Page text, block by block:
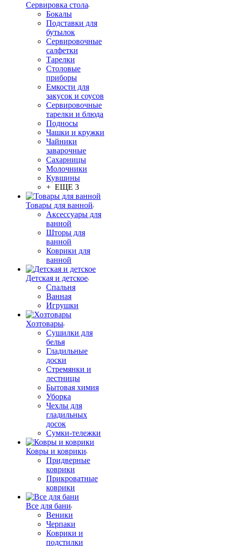
Сервировка стола
Бокалы
Подставки для
бутылок
Сервировочные
салфетки
Тарелки
Столовые
приборы
Емкости для
закусок и соусов
Сервировочные
тарелки и блюда
Подносы
Чашки и кружки
Чайники
заварочные
Сахарницы
Молочники
Кувшины
+ ЕЩЕ 3
Товары для ванной
Аксессуары для
ванной
Шторы для
ванной
Коврики для
ванной
Детская и детское
Спальня
Ванная
Игрушки
Хозтовары
Сушилки для
белья
Гладильные
доски
Стремянки и
лестницы
Бытовая химия
Уборка
Чехлы для
гладильных
досок
Сумки-тележки
Ковры и коврики
Придверные
коврики
Прикроватные
коврики
Все для бани
Веники
Черпаки
Коврики и
подстилки